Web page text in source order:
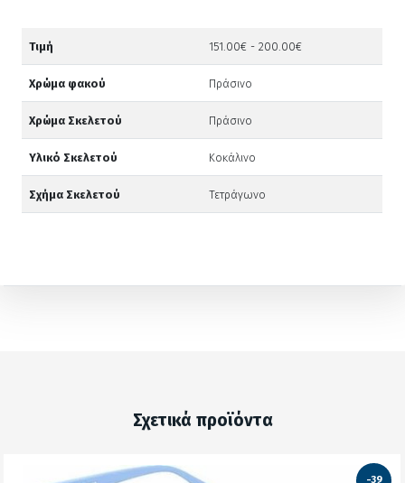
Τιμή 151.00€ - 200.00€
Χρώμα φακού Πράσινο
Χρώμα Σκελετού Πράσινο
Υλικό Σκελετού Κοκάλινο
Σχήμα Σκελετού Τετράγωνο
Σχετικά προϊόντα
-39